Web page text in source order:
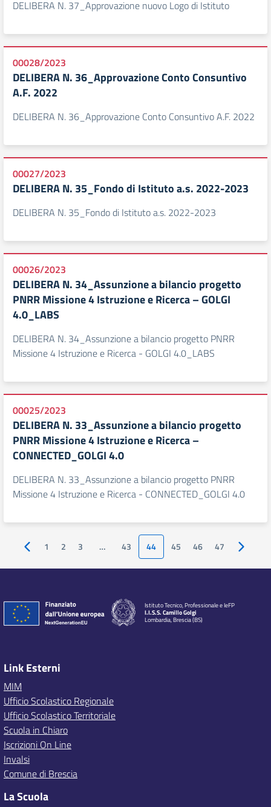
DELIBERA N. 37_Approvazione nuovo Logo di Istituto
00028/2023
DELIBERA N. 36_Approvazione Conto Consuntivo
A.F. 2022
DELIBERA N. 36_Approvazione Conto Consuntivo A.F. 2022
00027/2023
DELIBERA N. 35_Fondo di Istituto a.s. 2022-2023
DELIBERA N. 35_Fondo di Istituto a.s. 2022-2023
00026/2023
DELIBERA N. 34_Assunzione a bilancio progetto
PNRR Missione 4 Istruzione e Ricerca – GOLGI
4.0_LABS
DELIBERA N. 34_Assunzione a bilancio progetto PNRR
Missione 4 Istruzione e Ricerca - GOLGI 4.0_LABS
00025/2023
DELIBERA N. 33_Assunzione a bilancio progetto
PNRR Missione 4 Istruzione e Ricerca –
CONNECTED_GOLGI 4.0
DELIBERA N. 33_Assunzione a bilancio progetto PNRR
Missione 4 Istruzione e Ricerca - CONNECTED_GOLGI 4.0
Pagina precedente
1 2 3 … 43 44 45 46 47 Pagina
Istituto Tecnico, Professionale e IeFP
I.I.S.S. Camillo Golgi
Lombardia, Brescia (BS)
Link Esterni
MIM
Ufficio Scolastico Regionale
Ufficio Scolastico Territoriale
Scuola in Chiaro
Iscrizioni On Line
Invalsi
Comune di Brescia
La Scuola